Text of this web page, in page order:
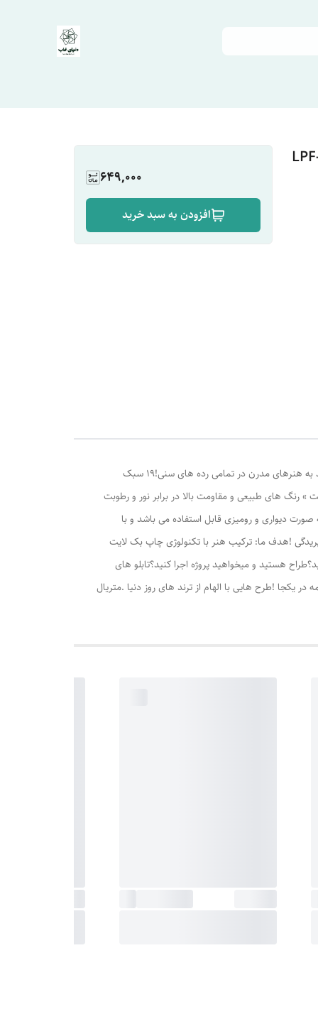
649,000
افزودن به سبد خرید
تابلو بک لایت لوژین | تابلو هایی با هدف حفاظت از محیط زیستمناسب جوانان ، نوجوانان ، طراحان دکوراسیون داخلی و تمامی افراد علاقه مند به هنرهای مدرن در تمامی رده های سنی!۱۹ سبک
رنگ های طبیعی و مقاومت بالا در برابر نور و رطوبت
صورت دیواری و رومیزی قابل استفاده می باشد و با
!هدف ما: ترکیب هنر با تکنولوژی چاپ بک لایت
هستید و میخواهید پروژه اجرا کنید؟تابلو های
یکجا !طرح هایی با الهام از ترند های روز دنیا .متریال